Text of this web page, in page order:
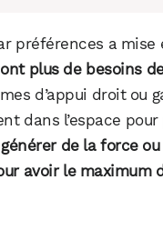
préférences a mise
ont plus de besoins
d’appui droit ou
dans l’espace
de la force
avoir le maximum